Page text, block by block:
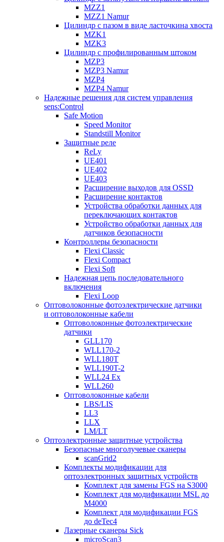
MZZ1
MZZ1 Namur
Цилиндр с пазом в виде ласточкина хвоста
MZK1
MZK3
Цилиндр с профилированным штоком
MZP3
MZP3 Namur
MZP4
MZP4 Namur
Надежные решения для систем управления
sens:Control
Safe Motion
Speed Monitor
Standstill Monitor
Защитные реле
ReLy
UE401
UE402
UE403
Расширение выходов для OSSD
Расширение контактов
Устройства обработки данных для
переключающих контактов
Устройство обработки данных для
датчиков безопасности
Контроллеры безопасности
Flexi Classic
Flexi Compact
Flexi Soft
Надежная цепь последовательного
включения
Flexi Loop
Оптоволоконные фотоэлектрические датчики
и оптоволоконные кабели
Оптоволоконные фотоэлектрические
датчики
GLL170
WLL170-2
WLL180T
WLL190T-2
WLL24 Ex
WLL260
Оптоволоконные кабели
LBS/LIS
LL3
LLX
LM/LT
Оптоэлектронные защитные устройства
Безопасные многолучевые сканеры
scanGrid2
Комплекты модификации для
оптоэлектронных защитных устройств
Комплект для замены FGS на S3000
Комплект для модификации MSL до
M4000
Комплект для модификации FGS
до deTec4
Лазерные сканеры Sick
microScan3